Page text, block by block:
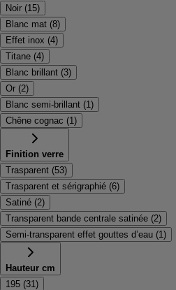
Noir (15)
Blanc mat (8)
Effet inox (4)
Titane (4)
Blanc brillant (3)
Or (2)
Blanc semi-brillant (1)
Chêne cognac (1)
Finition verre
Trasparent (53)
Trasparent et sérigraphié (6)
Satiné (2)
Transparent bande centrale satinée (2)
Semi-transparent effet gouttes d’eau (1)
Hauteur cm
195 (31)